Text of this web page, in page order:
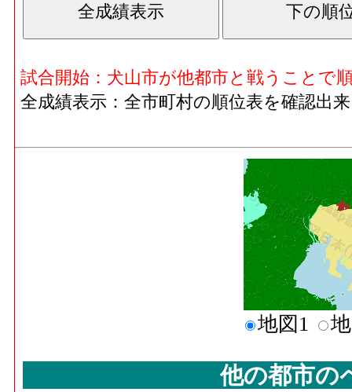
試合開始：犬山市が他都市と戦うことで
全成績表示：全市町村の順位表を確認出
地図1
他の都市の